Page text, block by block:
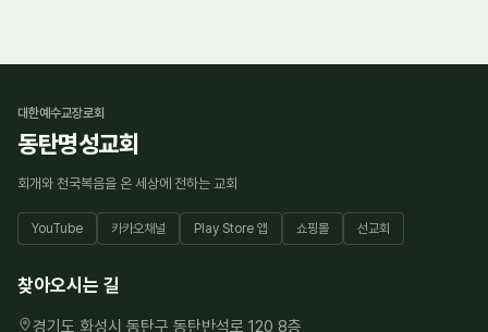
대한예수교장로회
동탄명성교회
회개와 천국복음을 온 세상에 전하는 교회
YouTube 카카오채널 Play Store 앱 쇼핑몰 선교회
찾아오시는 길
경기도 화성시 동탄구 동탄반석로 120 8층